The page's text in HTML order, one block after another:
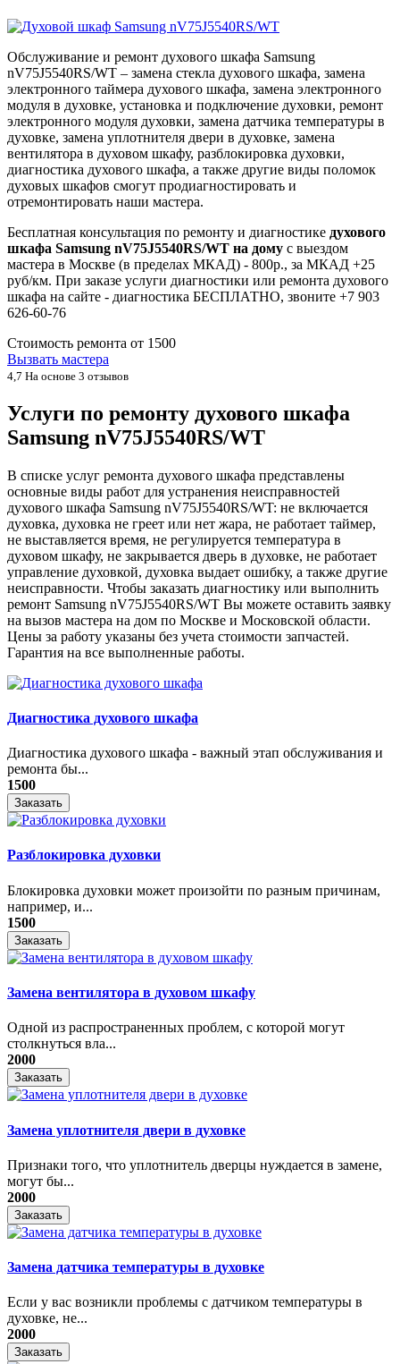
Обслуживание и ремонт духового шкафа Samsung
nV75J5540RS/WT – замена стекла духового шкафа, замена
электронного таймера духового шкафа, замена электронного
модуля в духовке, установка и подключение духовки, ремонт
электронного модуля духовки, замена датчика температуры в
духовке, замена уплотнителя двери в духовке, замена
вентилятора в духовом шкафу, разблокировка духовки,
диагностика духового шкафа, а также другие виды поломок
духовых шкафов смогут продиагностировать и
отремонтировать наши мастера.
Бесплатная консультация по ремонту и диагностике духового
шкафа Samsung nV75J5540RS/WT на дому с выездом
мастера в Москве (в пределах МКАД) - 800р., за МКАД +25
руб/км. При заказе услуги диагностики или ремонта духового
шкафа на сайте - диагностика БЕСПЛАТНО, звоните +7 903
626-60-76
Стоимость ремонта от 1500
Вызвать мастера
4,7 На основе 3 отзывов
Услуги по ремонту духового шкафа
Samsung nV75J5540RS/WT
В списке услуг ремонта духового шкафа представлены
основные виды работ для устранения неисправностей
духового шкафа Samsung nV75J5540RS/WT: не включается
духовка, духовка не греет или нет жара, не работает таймер,
не выставляется время, не регулируется температура в
духовом шкафу, не закрывается дверь в духовке, не работает
управление духовкой, духовка выдает ошибку, а также другие
неисправности. Чтобы заказать диагностику или выполнить
ремонт Samsung nV75J5540RS/WT Вы можете оставить заявку
на вызов мастера на дом по Москве и Московской области.
Цены за работу указаны без учета стоимости запчастей.
Гарантия на все выполненные работы.
Диагностика духового шкафа
Диагностика духового шкафа - важный этап обслуживания и
ремонта бы...
1500
Заказать
Разблокировка духовки
Блокировка духовки может произойти по разным причинам,
например, и...
1500
Заказать
Замена вентилятора в духовом шкафу
Одной из распространенных проблем, с которой могут
столкнуться вла...
2000
Заказать
Замена уплотнителя двери в духовке
Признаки того, что уплотнитель дверцы нуждается в замене,
могут бы...
2000
Заказать
Замена датчика температуры в духовке
Если у вас возникли проблемы с датчиком температуры в
духовке, не...
2000
Заказать